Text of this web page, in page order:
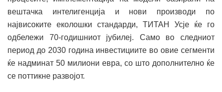
вештачка интелигенција и нови производи по
највисоките еколошки стандарди, ТИТАН Усје ќе го
одбележи 70-годишниот јубилеј. Само во следниот
период до 2030 година инвестициите во овие сегменти
ќе надминат 50 милиони евра, со што дополнително ќе
се поттикне развојот.